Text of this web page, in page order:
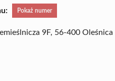
Pokaż numer
9F, 56-400 Oleśnica